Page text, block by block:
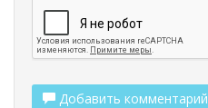
Добавить комментарий